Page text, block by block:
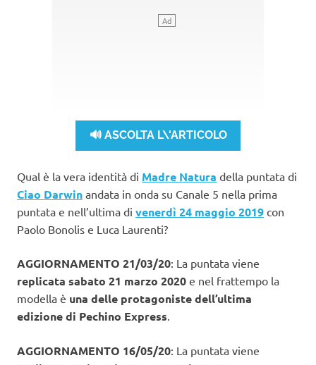
🔊 ASCOLTA L\'ARTICOLO
Qual è la vera identità di Madre Natura della puntata di
Ciao Darwin andata in onda su Canale 5 nella prima
puntata e nell’ultima di venerdì 24 maggio 2019 con
Paolo Bonolis e Luca Laurenti?
AGGIORNAMENTO 21/03/20: La puntata viene
replicata sabato 21 marzo 2020 e nel frattempo la
modella è una delle protagoniste dell’ultima
edizione di Pechino Express
AGGIORNAMENTO 16/05/20: La puntata viene